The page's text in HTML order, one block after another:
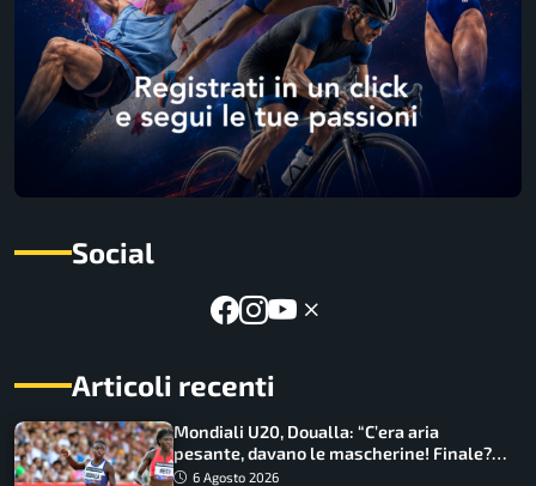
Social
Articoli recenti
Mondiali U20, Doualla: “C’era aria
pesante, davano le mascherine! Finale?
Non ho nulla da perdere”
6 Agosto 2026